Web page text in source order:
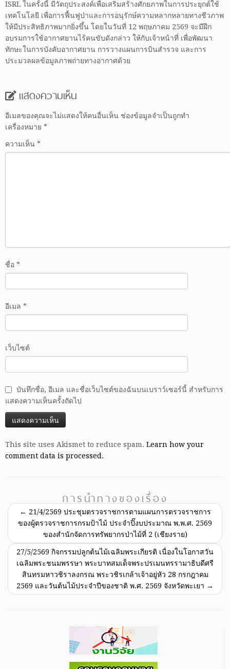
ISRL ในครั้งนี้ มีวัตถุประสงค์เพื่อเสริมสร้างศักยภาพในการประยุกต์ใช้
เทคโนโลยี เพื่อการฟื้นฟูป่าและการอนุรักษ์ความหลากหลายทางชีวภาพ
ให้มีประสิทธิภาพมากยิ่งขึ้น โดยในวันที่ 12 พฤษภาคม 2569 จะมีฝึก
อบรมการใช้อากาศยานไร้คนขับดังกล่าว ให้กับเจ้าหน้าที่ เพื่อพัฒนา
ทักษะในการบังคับอากาศยาน การวางแผนการบินสำรวจ และการ
ประมวลผลข้อมูลภาพถ่ายทางอากาศด้วย
แสดงความเห็น
อีเมลของคุณจะไม่แสดงให้คนอื่นเห็น ช่องข้อมูลจำเป็นถูกทำ
เครื่องหมาย *
ความเห็น *
ชื่อ *
อีเมล *
เว็บไซต์
บันทึกชื่อ, อีเมล และชื่อเว็บไซต์ของฉันบนเบราว์เซอร์นี้ สำหรับการ
แสดงความเห็นครั้งถัดไป
This site uses Akismet to reduce spam. Learn how your
comment data is processed.
การนำทางของเรื่อง
← 21/4/2569 ประชุมตรวจราชการตามแผนการตรวจราชการ
ของผู้ตรวจราชการกรมป้าไม้ ประจำปิ๊งบประมาณ พ.พ.ศ. 2569
ของสำนักจัดการทรัพยากรป่าไม้ที่ 2 (เชียงราย)
27/5/2569 กิจกรรมปลูกต้นไม้เฉลิมพระเกียรติ เนื่องในโอกาสวัน
เฉลิมพระชนมพรรษา พระบาทสมเด็จพระปรเมนทรรามาธิบดีศรี
สินทรมหาวชิราลงกรณ พระวชิรเกล้าเจ้าอยู่หัว 28 กรกฎาคม
2569 และวันต้นไม้ประจำปีของชาติ พ.ศ. 2569 จังหวัดพะเยา →